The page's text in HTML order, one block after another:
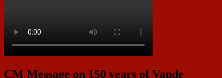
CM Message on 150 years of Vande